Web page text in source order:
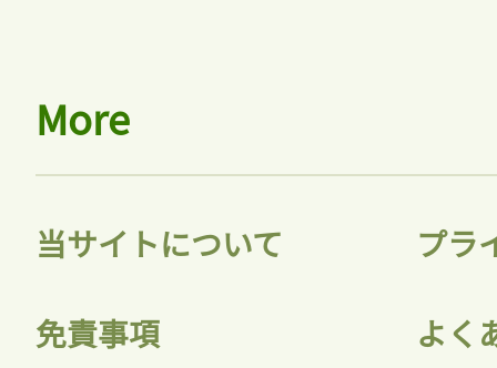
More
当サイトについて プラ
免責事項 よく